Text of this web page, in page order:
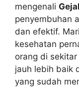
mengenali
penyembuhan
dan efektif.
kesehatan
orang di
jauh lebih baik
yang sudah